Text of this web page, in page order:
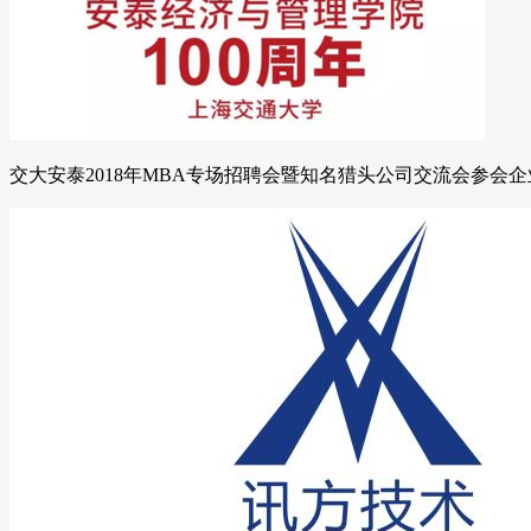
交大安泰2018年MBA专场招聘会暨知名猎头公司交流会参会